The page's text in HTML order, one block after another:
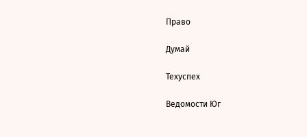
Право
Думай
Техуспех
Ведомости Юг